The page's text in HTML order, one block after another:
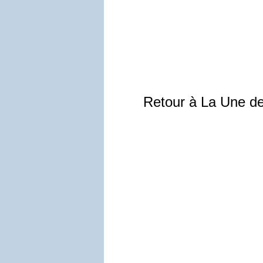
Retour à La Une